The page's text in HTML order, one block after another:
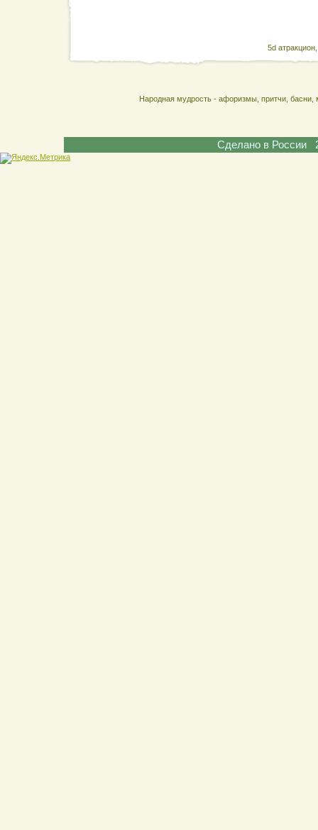
5d
Народная мудрость - афоризмы, притчи,
Сделано в России